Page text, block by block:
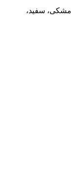
مشکی، سفید،